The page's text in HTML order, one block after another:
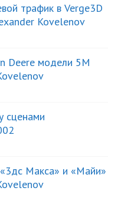
трафик в Verge3D
Kovelenov
Deere модели 5М
сценами
Макса» и «Майи»